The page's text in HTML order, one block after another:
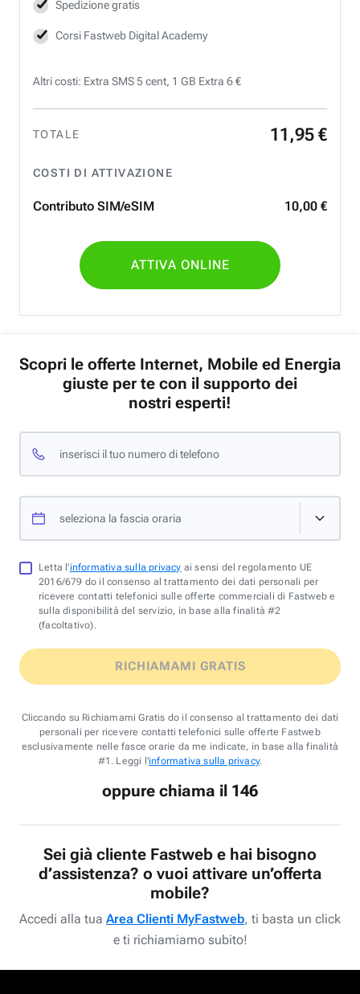
Spedizione gratis
Corsi Fastweb Digital Academy
Altri costi: Extra SMS 5 cent, 1 GB Extra 6 €
TOTALE 11 ,95 €
COSTI DI ATTIVAZIONE
Contributo SIM/eSIM 10,00 €
ATTIVA ONLINE
Scopri le offerte Internet, Mobile ed Energia
giuste per te con il supporto dei
nostri esperti!
inserisci il tuo numero di telefono
seleziona la fascia oraria
Letta l'informativa sulla privacy ai sensi del regolamento UE
2016/679 do il consenso al trattamento dei dati personali per
ricevere contatti telefonici sulle offerte commerciali di Fastweb e
sulla disponibilità del servizio, in base alla finalità #2
(facoltativo).
RICHIAMAMI GRATIS
Cliccando su Richiamami Gratis do il consenso al trattamento dei dati
personali per ricevere contatti telefonici sulle offerte Fastweb
esclusivamente nelle fasce orarie da me indicate, in base alla finalità
#1. Leggi l'informativa sulla privacy.
oppure chiama il 146
Sei già cliente Fastweb e hai bisogno
d’assistenza? o vuoi attivare un’offerta
mobile?
Accedi alla tua Area Clienti MyFastweb, ti basta un click
e ti richiamiamo subito!